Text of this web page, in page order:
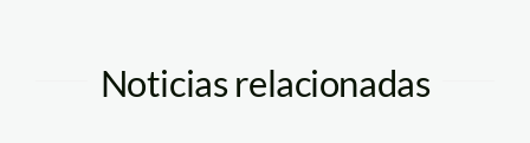
Noticias relacionadas